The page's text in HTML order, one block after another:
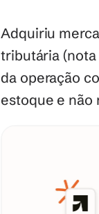
Adquiriu
tributária (nota
da operação
estoque e não